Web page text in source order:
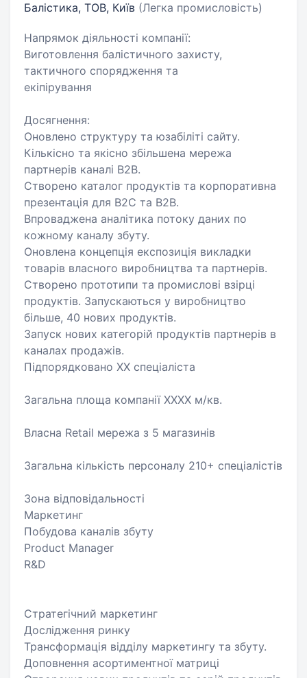
Балістика, ТОВ, Київ (Легка промисловість)
Напрямок діяльності компанії:
Виготовлення балістичного захисту,
тактичного спорядження та
екіпірування
Досягнення:
Оновлено структуру та юзабіліті сайту.
Кількісно та якісно збільшена мережа
партнерів каналі B2B.
Створено каталог продуктів та корпоративна
презентація для B2C та B2B.
Впроваджена аналітика потоку даних по
кожному каналу збуту.
Оновлена концепція експозиція викладки
товарів власного виробництва та партнерів.
Створено прототипи та промислові взірці
продуктів. Запускаються у виробництво
більше, 40 нових продуктів.
Запуск нових категорій продуктів партнерів в
каналах продажів.
Підпорядковано XX спеціаліста
Загальна площа компанії XXXX м/кв.
Власна Retail мережа з 5 магазинів
Загальна кількість персоналу 210+ спеціалістів
Зона відповідальності
Маркетинг
Побудова каналів збуту
Product Manager
R&D
Стратегічний маркетинг
Дослідження ринку
Трансформація відділу маркетингу та збуту.
Доповнення асортиментної матриці